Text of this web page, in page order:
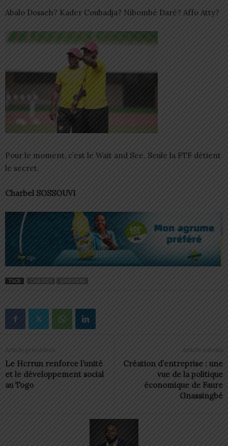
Abalo Dosseh? Kader Coubadja? Nibombé Daré? Affo Atty?
Pour le moment, c’est le Wait and See. Seule la FTF détient
le secret.
Charbel SOSSOUVI
TAGS CAN 2025 EPERVIERS
Article précédent
Le Hcrrun renforce l’unité
et le développement social
au Togo
Article suivant
Création d’entreprise : une
vue de la politique
économique de Faure
Gnassingbé